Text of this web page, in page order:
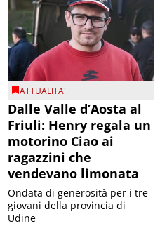
ATTUALITA'
Dalle Valle d’Aosta al
Friuli: Henry regala un
motorino Ciao ai
ragazzini che
vendevano limonata
Ondata di generosità per i tre
giovani della provincia di
Udine